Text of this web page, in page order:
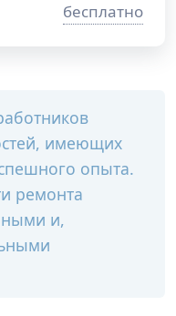
бесплатно
имеющих
опыта.
ремонта
и,